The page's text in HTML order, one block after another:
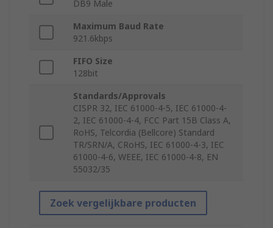
DB9 Male
Maximum Baud Rate
921.6kbps
FIFO Size
128bit
Standards/Approvals
CISPR 32, IEC 61000-4-5, IEC 61000-4-
2, IEC 61000-4-4, FCC Part 15B Class A,
RoHS, Telcordia (Bellcore) Standard
TR/SRN/A, CRoHS, IEC 61000-4-3, IEC
61000-4-6, WEEE, IEC 61000-4-8, EN
55032/35
Zoek vergelijkbare producten